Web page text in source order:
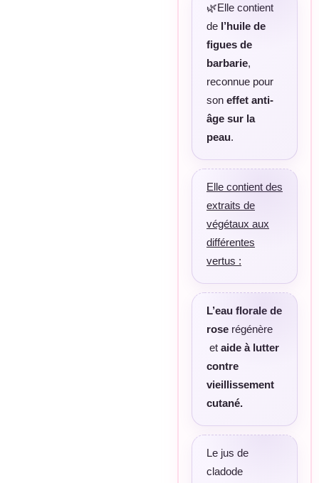
🌿Elle contient
de l’huile de
figues de
barbarie,
reconnue pour
son effet anti-
âge sur la
peau.
Elle contient des
extraits de
végétaux aux
différentes
vertus :
L’eau florale de
rose régénère
et aide à lutter
contre
vieillissement
cutané.
Le jus de
cladode